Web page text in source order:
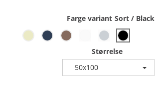
Farge variant Sort / Black
Størrelse
50x100